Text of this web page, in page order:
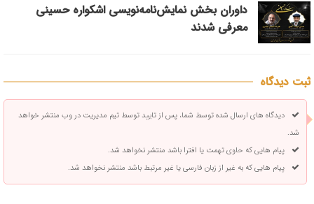
داوران بخش نمایش‌نامه‌نویسی اشکواره حسینی
معرفی شدند
ثبت دیدگاه
دیدگاه های ارسال شده توسط شما، پس از تایید توسط تیم مدیریت در وب منتشر خواهد
شد.
پیام هایی که حاوی تهمت یا افترا باشد منتشر نخواهد شد.
پیام هایی که به غیر از زبان فارسی یا غیر مرتبط باشد منتشر نخواهد شد.